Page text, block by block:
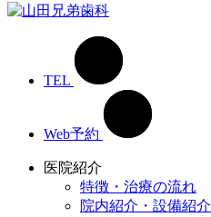
TEL
Web予約
医院紹介
特徴・治療の流れ
院内紹介・設備紹介